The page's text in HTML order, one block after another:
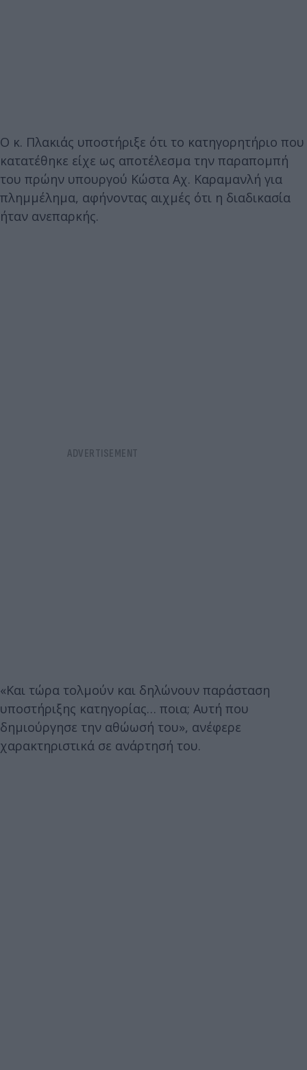
Ο κ. Πλακιάς υποστήριξε ότι το κατηγορητήριο που
κατατέθηκε είχε ως αποτέλεσμα την παραπομπή
του πρώην υπουργού Κώστα Αχ. Καραμανλή για
πλημμέλημα, αφήνοντας αιχμές ότι η διαδικασία
ήταν ανεπαρκής.
«Και τώρα τολμούν και δηλώνουν παράσταση
υποστήριξης κατηγορίας… ποια; Αυτή που
δημιούργησε την αθώωσή του», ανέφερε
χαρακτηριστικά σε ανάρτησή του.